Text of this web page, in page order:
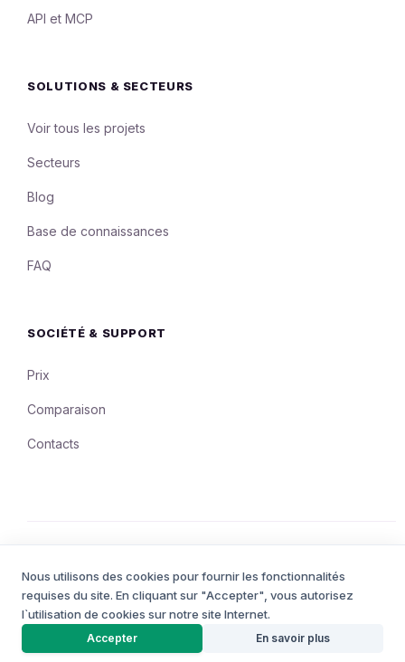
API et MCP
SOLUTIONS & SECTEURS
Voir tous les projets
Secteurs
Blog
Base de connaissances
FAQ
SOCIÉTÉ & SUPPORT
Prix
Comparaison
Contacts
Conditions d`utilisation
•
Confidentialité
CRÉATEUR DE PROJETS
Nous utilisons des cookies pour fournir les fonctionnalités
requises du site. En cliquant sur "Accepter", vous autorisez
l`utilisation de cookies sur notre site Internet.
Accepter En savoir plus